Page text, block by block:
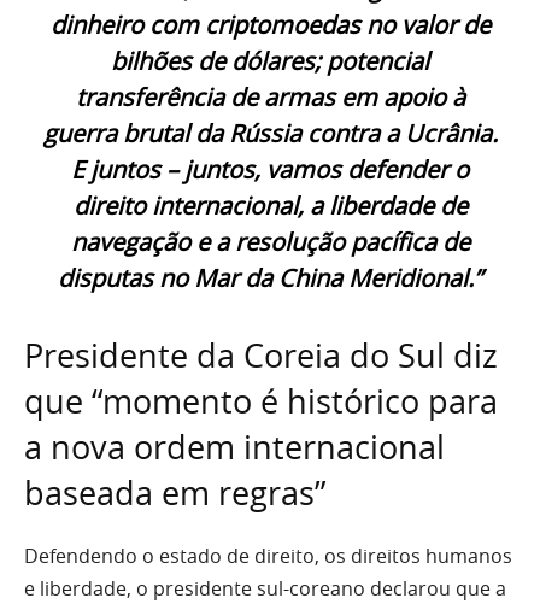
dinheiro com criptomoedas no valor de
bilhões de dólares; potencial
transferência de armas em apoio à
guerra brutal da Rússia contra a Ucrânia.
E juntos – juntos, vamos defender o
direito internacional, a liberdade de
navegação e a resolução pacífica de
disputas no Mar da China Meridional.”
Presidente da Coreia do Sul diz
que “momento é histórico para
a nova ordem internacional
baseada em regras”
Defendendo o estado de direito, os direitos humanos
e liberdade, o presidente sul-coreano declarou que a